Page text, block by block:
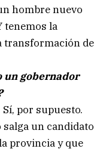
hombre nuevo
tenemos la
transformación de
un gobernador
por supuesto.
salga un candidato
provincia y que